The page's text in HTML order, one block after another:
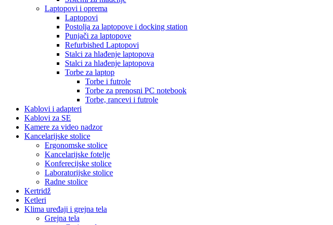
Laptopovi i oprema
Laptopovi
Postolja za laptopove i docking station
Punjači za laptopove
Refurbished Laptopovi
Stalci za hlađenje laptopova
Stalci za hlađenje laptopova
Torbe za laptop
Torbe i futrole
Torbe za prenosni PC notebook
Torbe, rancevi i futrole
Kablovi i adapteri
Kablovi za SE
Kamere za video nadzor
Kancelarijske stolice
Ergonomske stolice
Kancelarijske fotelje
Konferecijske stolice
Laboratorijske stolice
Radne stolice
Kertridž
Ketleri
Klima uređaji i grejna tela
Grejna tela